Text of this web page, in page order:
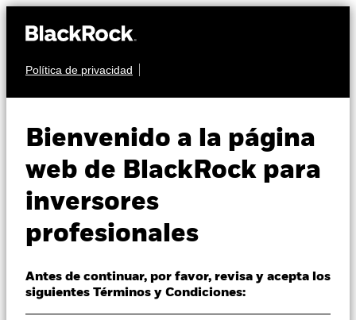
Política de privacidad
Bienvenido a la página
web de BlackRock para
inversores
profesionales
Antes de continuar, por favor, revisa y acepta los
siguientes Términos y Condiciones:
Perspectivas
Visión de mercado
Educación
Profesionales
Fund
Valor liquidativo a 07 ago 2026
AUD 12,18